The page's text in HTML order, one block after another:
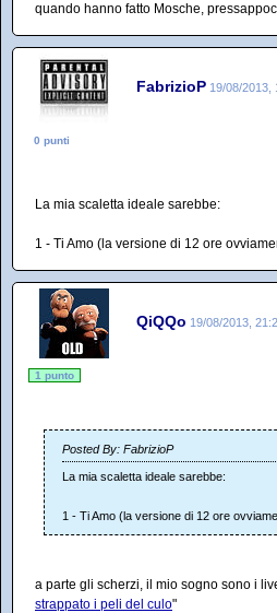
quando hanno fatto Mosche,
FabrizioP 19/08/2013,
0 punti
La mia scaletta ideale sarebbe:
1 - Ti Amo (la versione di 12 ore
QiQQo 19/08/2013,
1 punto
Posted By: FabrizioP
La mia scaletta ideale sarebbe:
1 - Ti Amo (la versione di 12 ore
a parte gli scherzi, il mio sogno sono i
strappato i peli del culo"